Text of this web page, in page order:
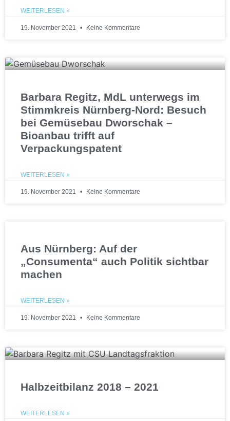
WEITERLESEN »
19. November 2021 Keine Kommentare
Barbara Regitz, MdL unterwegs im
Stimmkreis Nürnberg-Nord: Besuch
bei Gemüsebau Dworschak –
Bioanbau trifft auf
Verpackungspatent
WEITERLESEN »
19. November 2021 Keine Kommentare
Aus Nürnberg: Auf der
„Consumenta“ auch Politik sichtbar
machen
WEITERLESEN »
19. November 2021 Keine Kommentare
Halbzeitbilanz 2018 – 2021
WEITERLESEN »